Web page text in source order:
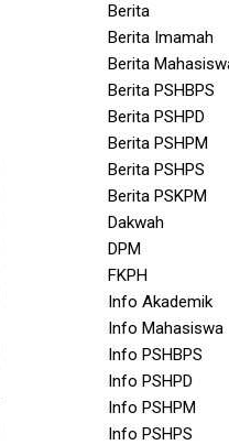
Berita
Berita Imamah
Berita
Berita PSHBPS
Berita PSHPD
Berita PSHPM
Berita PSHPS
Berita PSKPM
Dakwah
DPM
FKPH
Info Akademik
Info Mahasiswa
Info PSHBPS
Info PSHPD
Info PSHPM
Info PSHPS